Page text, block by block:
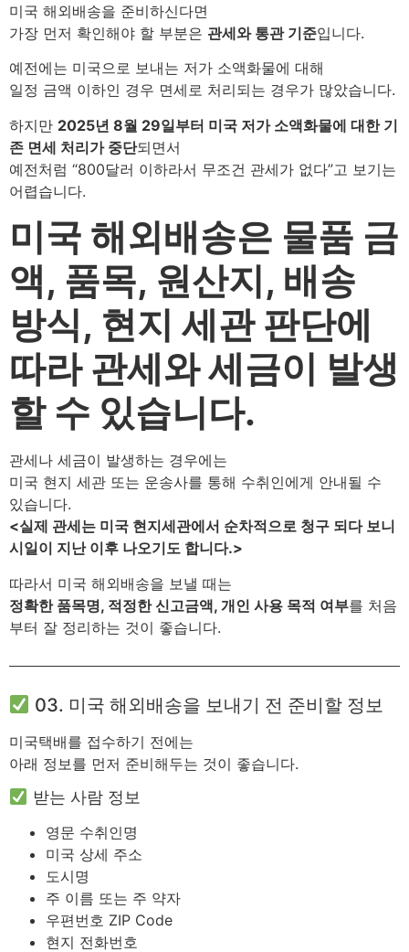
미국 해외배송을 준비하신다면
가장 먼저 확인해야 할 부분은 관세와 통관 기준입니다.
예전에는 미국으로 보내는 저가 소액화물에 대해
일정 금액 이하인 경우 면세로 처리되는 경우가 많았습니다.
하지만 2025년 8월 29일부터 미국 저가 소액화물에 대한 기
존 면세 처리가 중단되면서
예전처럼 “800달러 이하라서 무조건 관세가 없다”고 보기는
어렵습니다.
미국 해외배송은 물품 금
액, 품목, 원산지, 배송
방식, 현지 세관 판단에
따라 관세와 세금이 발생
할 수 있습니다.
관세나 세금이 발생하는 경우에는
미국 현지 세관 또는 운송사를 통해 수취인에게 안내될 수
있습니다.
<실제 관세는 미국 현지세관에서 순차적으로 청구 되다 보니
시일이 지난 이후 나오기도 합니다.>
따라서 미국 해외배송을 보낼 때는
정확한 품목명, 적정한 신고금액, 개인 사용 목적 여부를 처음
부터 잘 정리하는 것이 좋습니다.
03. 미국 해외배송을 보내기 전 준비할 정보
미국택배를 접수하기 전에는
아래 정보를 먼저 준비해두는 것이 좋습니다.
받는 사람 정보
영문 수취인명
미국 상세 주소
도시명
주 이름 또는 주 약자
우편번호 ZIP Code
현지 전화번호